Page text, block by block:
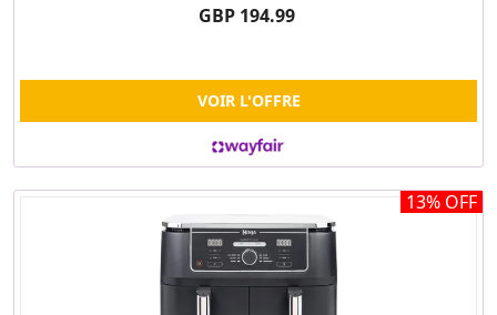
GBP 194.99
VOIR L'OFFRE
13% OFF